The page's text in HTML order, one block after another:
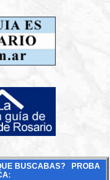
BUSCABAS? PROBA